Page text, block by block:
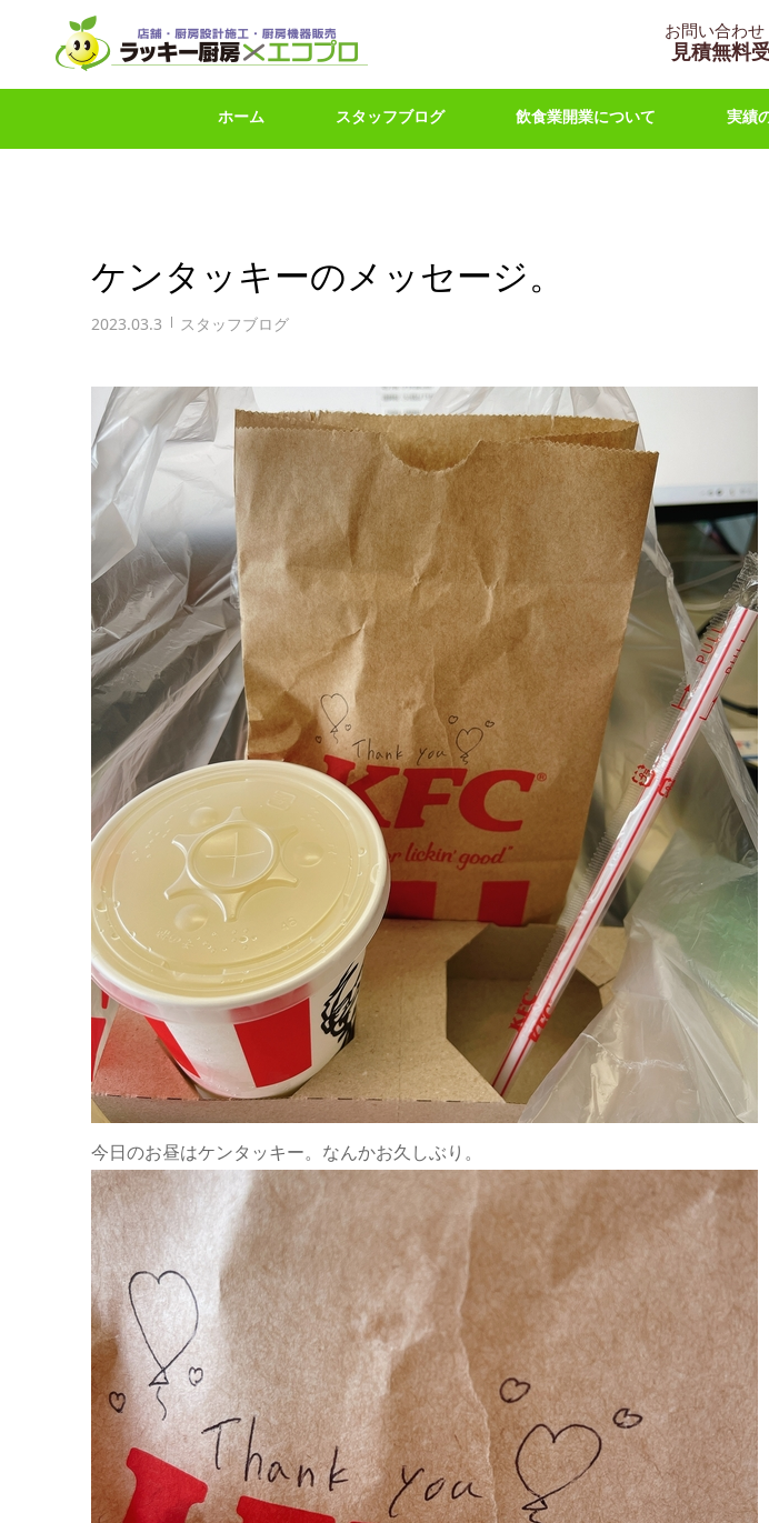
お問い合わ
見積無料
ホーム スタッフブログ 飲食業開業について 実績
ケンタッキーのメッセージ。
2023.03.3 スタッフブログ
今日のお昼はケンタッキー。なんかお久しぶり。